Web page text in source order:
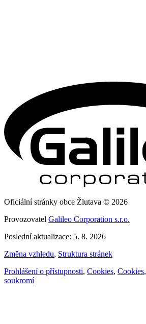
Oficiální stránky obce Žlutava © 2026
Provozovatel Galileo Corporation s.r.o.
Poslední aktualizace: 5. 8. 2026
Změna vzhledu, Struktura stránek
Prohlášení o přístupnosti, Cookies, Cookies,
soukromí